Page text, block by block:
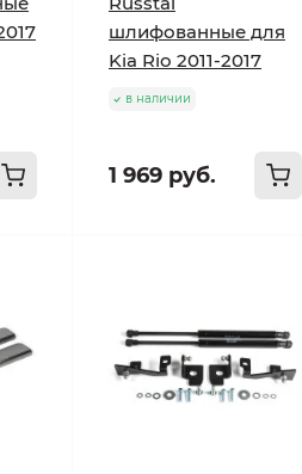
шлифованные для
Kia Rio 2011-2017
в наличии
1 969 руб.